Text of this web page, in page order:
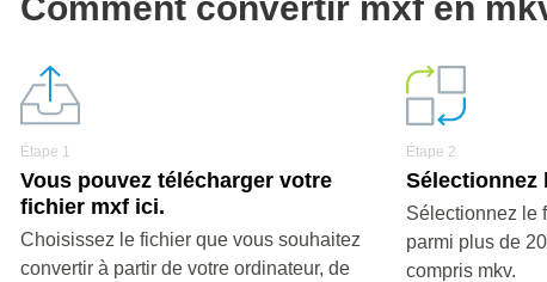
Étape 1
Vous pouvez télécharger votre
fichier mxf ici.
Choisissez le fichier que vous souhaitez
convertir à partir de votre ordinateur, de
Étape 2
Sélectionnez
Sélectionnez le
parmi plus de
compris mkv.